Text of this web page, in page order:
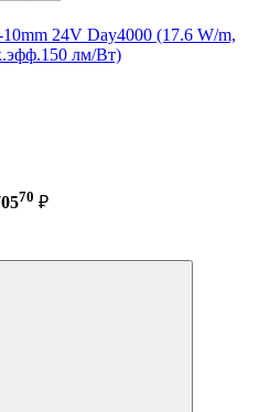
24V Day4000 (17.6 W/m,
лм/Вт)
70 ₽